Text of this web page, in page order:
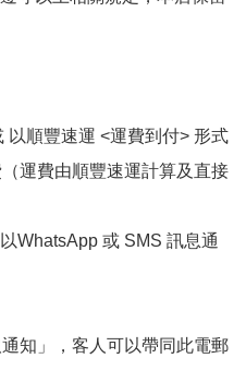
以順豐速運 <運費到付> 形式
運費由順豐速運計算及直接
WhatsApp 或 SMS 訊息通
知」，客人可以帶同此電郵